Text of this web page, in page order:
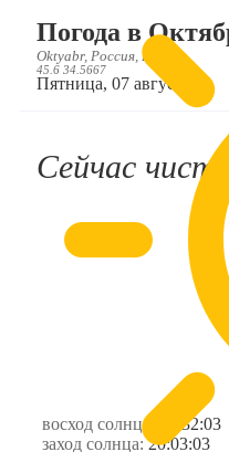
Погода в
Oktyabr, Россия, RU
45.6 34.5667
Пятница, 07 августа
Сейчас
восход солнца:
05:32:03
заход солнца:20:03:03